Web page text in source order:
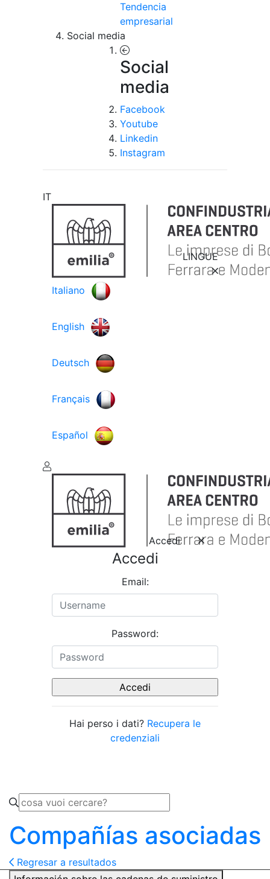
Tendencia
empresarial
Social media
Social
media
Facebook
Youtube
Linkedin
Instagram
IT
LINGUE
Italiano
English
Deutsch
Français
Español
Accedi
Accedi
Email:
Password:
Hai perso i dati? Recupera le
credenziali
Compañías asociadas
Regresar a resultados